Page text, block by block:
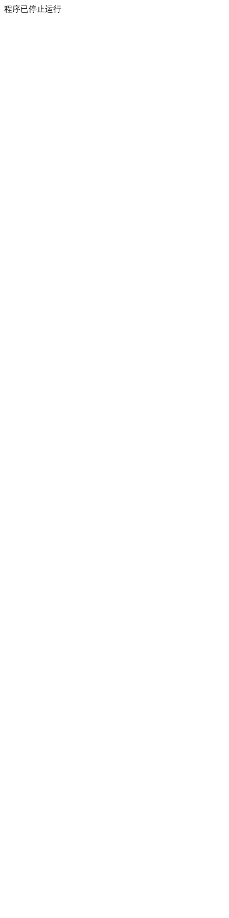
程序已停止运行